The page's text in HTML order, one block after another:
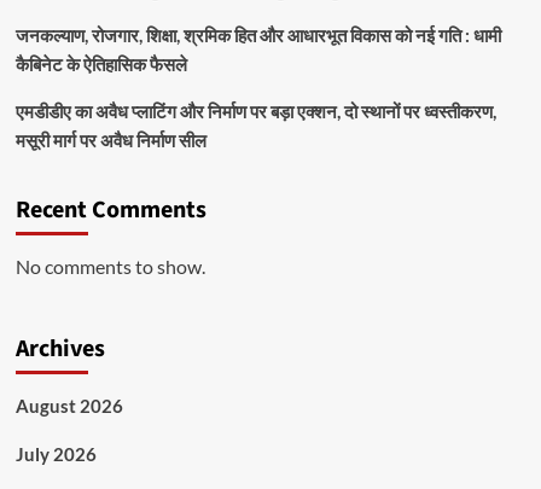
जनकल्याण, रोजगार, शिक्षा, श्रमिक हित और आधारभूत विकास को नई गति : धामी
कैबिनेट के ऐतिहासिक फैसले
एमडीडीए का अवैध प्लाटिंग और निर्माण पर बड़ा एक्शन, दो स्थानों पर ध्वस्तीकरण,
मसूरी मार्ग पर अवैध निर्माण सील
Recent Comments
No comments to show.
Archives
August 2026
July 2026